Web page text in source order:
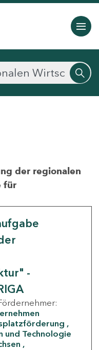
der regionalen
für
-
und Technologie